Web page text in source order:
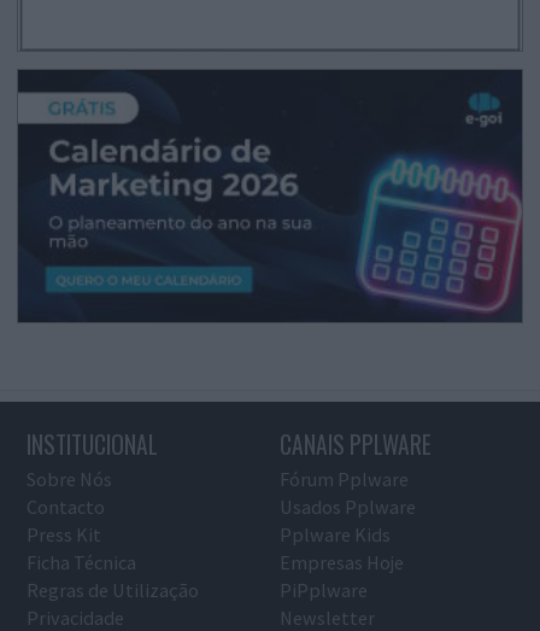
INSTITUCIONAL
Sobre Nós
Contacto
Press Kit
Ficha Técnica
Regras de Utilização
Privacidade
CANAIS PPLWARE
Fórum Pplware
Usados Pplware
Pplware Kids
Empresas Hoje
PiPplware
Newsletter